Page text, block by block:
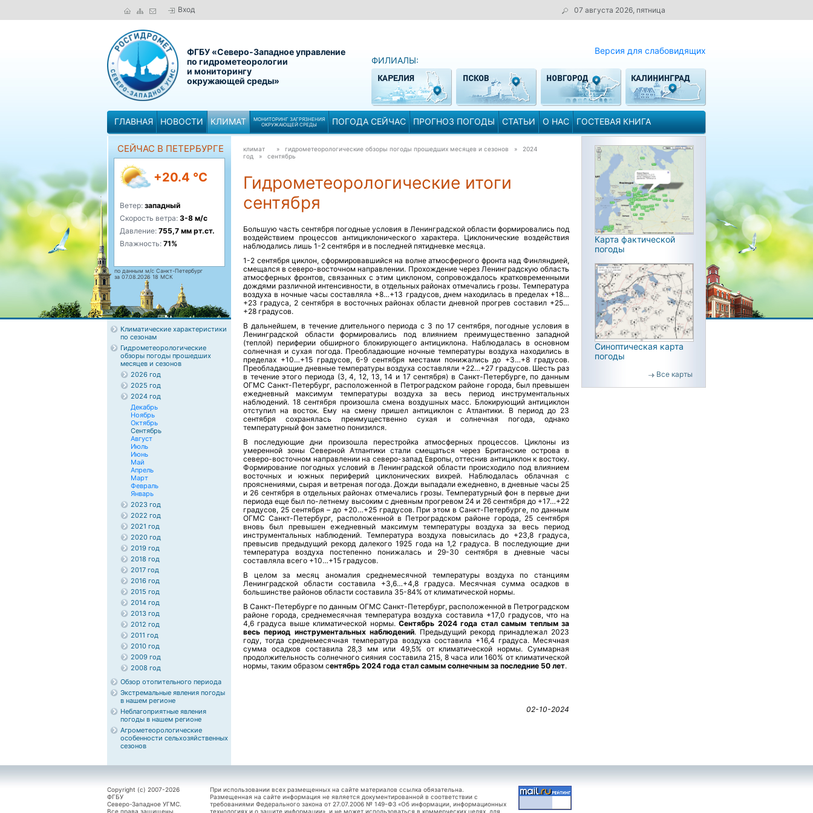
Вход 07 августа 2026, пятница
ФГБУ «Северо-Западное управление
по гидрометеорологии
и мониторингу
окружающей среды»
Версия для слабовидящих
ФИЛИАЛЫ:
ГЛАВНАЯ НОВОСТИ КЛИМАТ
МОНИТОРИНГ ЗАГРЯЗНЕНИЯ
ОКРУЖАЮЩЕЙ СРЕДЫ
ПОГОДА СЕЙЧАС ПРОГНОЗ ПОГОДЫ СТАТЬИ О НАС ГОСТЕВАЯ КНИГА
СЕЙЧАС В ПЕТЕРБУРГЕ
+20.4 °C
Ветер: западный
Скорость ветра: 3-8 м/с
Давление: 755,7 мм рт.ст.
Влажность: 71%
по данным м/с Санкт-Петербург
за 07.08.2026 18 МСК
Климатические характеристики
по сезонам
Гидрометеорологические
обзоры погоды прошедших
месяцев и сезонов
2026 год
2025 год
2024 год
Декабрь
Ноябрь
Октябрь
Сентябрь
Август
Июль
Июнь
Май
Апрель
Март
Февраль
Январь
2023 год
2022 год
2021 год
2020 год
2019 год
2018 год
2017 год
2016 год
2015 год
2014 год
2013 год
2012 год
2011 год
2010 год
2009 год
2008 год
Обзор отопительного периода
Экстремальные явления погоды
в нашем регионе
Неблагоприятные явления
погоды в нашем регионе
Агрометеорологические
особенности сельхозяйственных
сезонов
климат
» гидрометеорологические обзоры погоды прошедших месяцев и сезонов » 2024
год » сентябрь
Гидрометеорологические итоги
сентября
Большую часть сентября погодные условия в Ленинградской области формировались под
воздействием процессов антициклонического характера. Циклонические воздействия
наблюдались лишь 1-2 сентября и в последней пятидневке месяца.
1-2 сентября циклон, сформировавшийся на волне атмосферного фронта над Финляндией,
смещался в северо-восточном направлении. Прохождение через Ленинградскую область
атмосферных фронтов, связанных с этим циклоном, сопровождалось кратковременными
дождями различной интенсивности, в отдельных районах отмечались грозы. Температура
воздуха в ночные часы составляла +8…+13 градусов, днем находилась в пределах +18…
+23 градуса, 2 сентября в восточных районах области дневной прогрев составил +25…
+28 градусов.
В дальнейшем, в течение длительного периода с 3 по 17 сентября, погодные условия в
Ленинградской области формировались под влиянием преимущественно западной
(теплой) периферии обширного блокирующего антициклона. Наблюдалась в основном
солнечная и сухая погода. Преобладающие ночные температуры воздуха находились в
пределах +10…+15 градусов, 6-9 сентября местами понижались до +3…+8 градусов.
Преобладающие дневные температуры воздуха составляли +22…+27 градусов. Шесть раз
в течение этого периода (3, 4, 12, 13, 14 и 17 сентября) в Санкт-Петербурге, по данным
ОГМС Санкт-Петербург, расположенной в Петроградском районе города, был превышен
ежедневный максимум температуры воздуха за весь период инструментальных
наблюдений. 18 сентября произошла смена воздушных масс. Блокирующий антициклон
отступил на восток. Ему на смену пришел антициклон с Атлантики. В период до 23
сентября сохранялась преимущественно сухая и солнечная погода, однако
температурный фон заметно понизился.
В последующие дни произошла перестройка атмосферных процессов. Циклоны из
умеренной зоны Северной Атлантики стали смещаться через Британские острова в
северо-восточном направлении на северо-запад Европы, оттеснив антициклон к востоку.
Формирование погодных условий в Ленинградской области происходило под влиянием
восточных и южных периферий циклонических вихрей. Наблюдалась облачная с
прояснениями, сырая и ветреная погода. Дожди выпадали ежедневно, в дневные часы 25
и 26 сентября в отдельных районах отмечались грозы. Температурный фон в первые дни
периода еще был по-летнему высоким с дневным прогревом 24 и 26 сентября до +17…+22
градусов, 25 сентября – до +20…+25 градусов. При этом в Санкт-Петербурге, по данным
ОГМС Санкт-Петербург, расположенной в Петроградском районе города, 25 сентября
вновь был превышен ежедневный максимум температуры воздуха за весь период
инструментальных наблюдений. Температура воздуха повысилась до +23,8 градуса,
превысив предыдущий рекорд далекого 1925 года на 1,2 градуса. В последующие дни
температура воздуха постепенно понижалась и 29-30 сентября в дневные часы
составляла всего +10…+15 градусов.
В целом за месяц аномалия среднемесячной температуры воздуха по станциям
Ленинградской области составила +3,6…+4,8 градуса. Месячная сумма осадков в
большинстве районов области составила 35-84% от климатической нормы.
В Санкт-Петербурге по данным ОГМС Санкт-Петербург, расположенной в Петроградском
районе города, среднемесячная температура воздуха составила +17,0 градусов, что на
4,6 градуса выше климатической нормы.Сентябрь 2024 года стал самым теплым за
весь период инструментальных наблюдений. Предыдущий рекорд принадлежал 2023
году, тогда среднемесячная температура воздуха составила +16,4 градуса. Месячная
сумма осадков составила 28,3 мм или 49,5% от климатической нормы. Суммарная
продолжительность солнечного сияния составила 215, 8 часа или 160% от климатической
нормы, таким образом сентябрь 2024 года стал самым солнечным за последние 50 лет.
02-10-2024
Карта фактической
погоды
Синоптическая карта
погоды
Все карты
Copyright (c) 2007-2026
ФГБУ
Северо-Западное УГМС.
Все права защищены.
При использовании всех размещенных на сайте материалов ссылка обязательна.
Размещенная на сайте информация не является документированной в соответствии с
требованиями Федерального закона от 27.07.2006 № 149-ФЗ «Об информации, информационных
технологиях и о защите информации», и не может использоваться в коммерческих целях, для